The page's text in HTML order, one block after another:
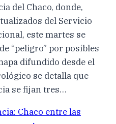
del Chaco, donde,
del Servicio
este martes se
“peligro” por posibles
difundido desde el
se detalla que
se fijan tres…
Chaco entre las